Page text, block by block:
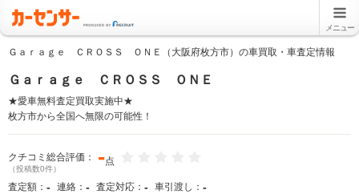
メニュー
Ｇａｒａｇｅ ＣＲＯＳＳ ＯＮＥ（大阪府枚方市）の車買取・車査定情報
Ｇａｒａｇｅ ＣＲＯＳＳ ＯＮＥ
★愛車無料査定買取実施中★
枚方市から全国へ無限の可能性！
クチコミ総合評価： -点
（投稿数0件）
査定額： - 連絡： - 査定対応： - 車引渡し： -